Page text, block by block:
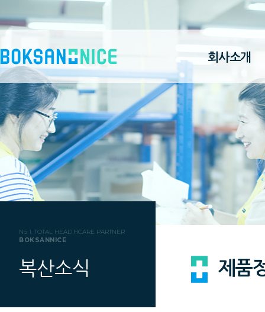
회사소개
No 1. TOTAL HEALTHCARE PARTNER
BOKSANNICE
복산소식 제품